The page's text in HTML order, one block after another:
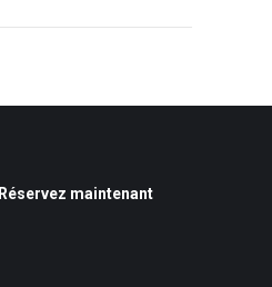
Réservez maintenant